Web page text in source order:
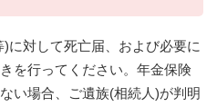
対して死亡届、および必要に
を行ってください。年金保険
い場合、ご遺族(相続人)が判明